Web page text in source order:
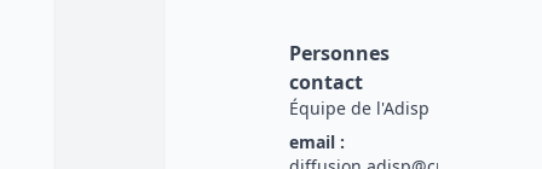
Personnes
contact
Équipe de l'Adisp
email :